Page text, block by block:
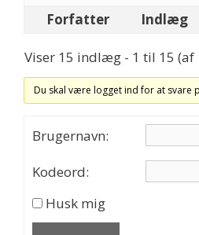
Forfatter Indlæg
Viser 15 indlæg - 1 til 15 (af
Du skal være logget ind for at svare
Brugernavn:
Kodeord:
Husk mig